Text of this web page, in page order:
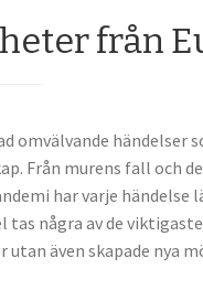
från
omvälvande händelser
Från murens fall och
har varje händelse
några av de
även skapade nya